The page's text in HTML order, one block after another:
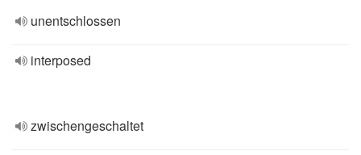
unentschlossen
interposed
zwischengeschaltet